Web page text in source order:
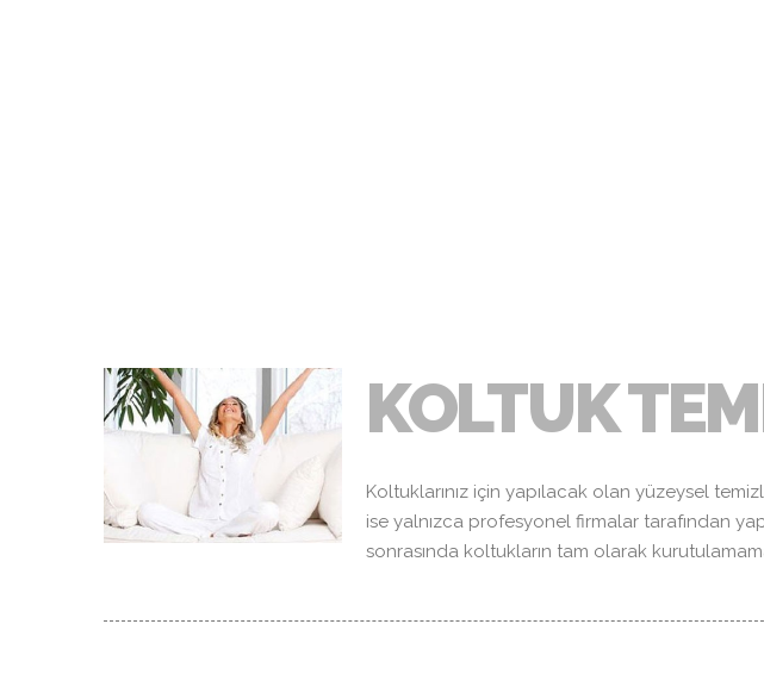
KOLTUK
Koltuklarınız için yapılacak olan yüzeysel
ise yalnızca profesyonel firmalar tarafından
sonrasında koltukların tam olarak